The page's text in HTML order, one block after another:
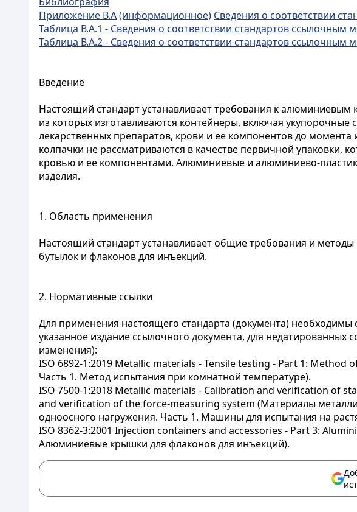
Приложение В.А(информационное) Сведения о соответствии
Таблица В.А.1 - Сведения о соответствии стандартов ссылочным
Таблица В.А.2 - Сведения о соответствии стандартов ссылочным
Введение
Настоящий стандарт устанавливает требования к
из которых изготавливаются контейнеры, включая
лекарственных препаратов, крови и ее компонентов до
колпачки не рассматриваются в качестве первичной упаковки,
кровью и ее компонентами. Алюминиевые и алюминиево-
изделия.
1. Область применения
Настоящий стандарт устанавливает общие требования и
бутылок и флаконов для инъекций.
2. Нормативные ссылки
Для применения настоящего стандарта (документа)
указанное издание ссылочного документа, для
изменения):
ISO 6892-1:2019 Metallic materials - Tensile testing - Part 1:
Часть 1. Метод испытания при комнатной температуре).
ISO 7500-1:2018 Metallic materials - Calibration and verification of
and verification of the force-measuring system (Материалы
одноосного нагружения. Часть 1. Машины для испытания на
ISO 8362-3:2001 Injection containers and accessories - Part 3:
Алюминиевые крышки для флаконов для инъекций).